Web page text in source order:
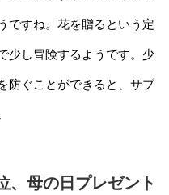
ですね。花を贈るという定
少し冒険するようです。少
防ぐことができると、サブ
、母の日プレゼント